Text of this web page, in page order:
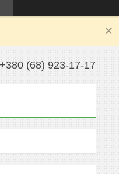
+380 (68) 923-17-17